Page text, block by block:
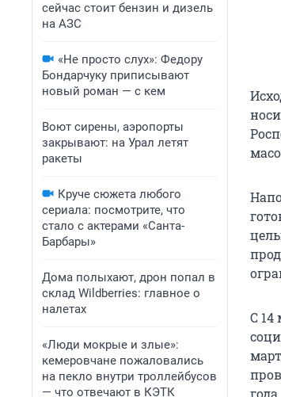
сейчас стоит бензин и дизель
на АЗС
«Не просто слух»: Федору
Бондарчуку приписывают
новый роман — с кем
Воют сирены, аэропорты
закрывают: на Урал летят
ракеты
Круче сюжета любого
сериала: посмотрите, что
стало с актерами «Санта-
Барбары»
Дома полыхают, дрон попал в
склад Wildberries: главное о
налетах
«Люди мокрые и злые»:
кемеровчане пожаловались
на пекло внутри троллейбусов
— что отвечают в КЭТК
С 14
года.